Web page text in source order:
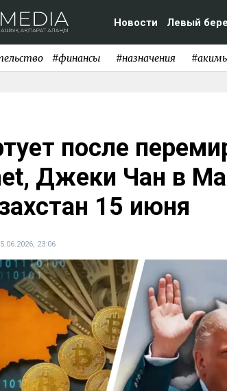
Новости Левый
#финансы #назначения
после
Джеки Чан в
15 июня
23:06